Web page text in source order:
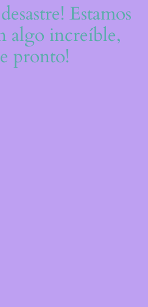
Estamos
algo increíble,
pronto!